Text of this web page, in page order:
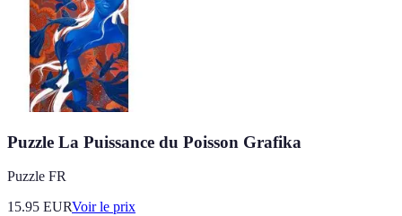
Puzzle La Puissance du Poisson Grafika
Puzzle FR
15.95 EURVoir le prix